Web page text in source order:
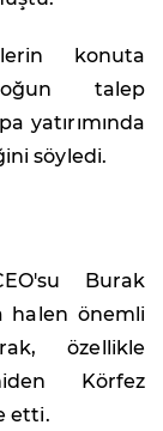
konuta
talep
yatırımında
söyledi.
Burak
halen önemli
özellikle
Körfez
etti.